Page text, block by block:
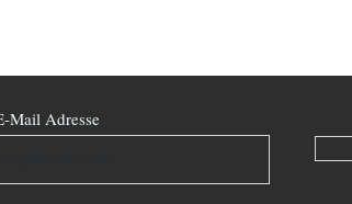
Mail Adresse